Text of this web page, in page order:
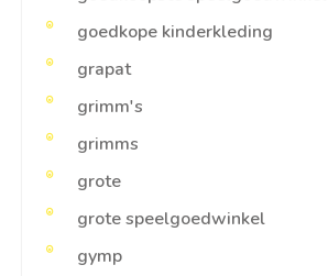
goedkope kinderkleding
grapat
grimm's
grimms
grote
grote speelgoedwinkel
gymp